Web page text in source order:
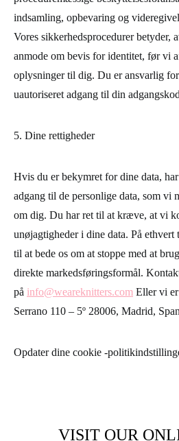
indsamling, opbevaring og
Vores sikkerhedsprocedurer betyder,
anmode om bevis for identitet, før vi
oplysninger til dig. Du er ansvarlig
uautoriseret adgang til din
5. Dine rettigheder
Hvis du er bekymret for dine data,
adgang til de personlige data, som vi
om dig. Du har ret til at kræve, at vi
unøjagtigheder i dine data. På ethvert
til at bede os om at stoppe med at
direkte markedsføringsformål.
på info@weareknitters.com Eller vi
Serrano 110 – 5º 28006, Madrid,
Opdater dine cookie -
VISIT OUR